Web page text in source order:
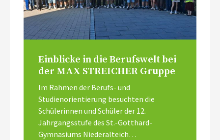
Einblicke in die Berufswelt bei
der MAX STREICHER Gruppe
Im Rahmen der Berufs- und
Studienorientierung besuchten die
Schülerinnen und Schüler der 12.
Jahrgangsstufe des St.-Gotthard-
Gymnasiums Niederalteich…